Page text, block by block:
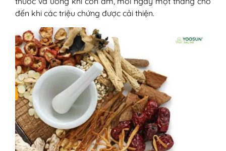
đến khi các triệu chứng được cải thiện.